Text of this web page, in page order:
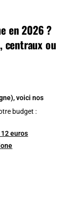
en 2026 ?
centraux ou
voici nos
budget :
euros